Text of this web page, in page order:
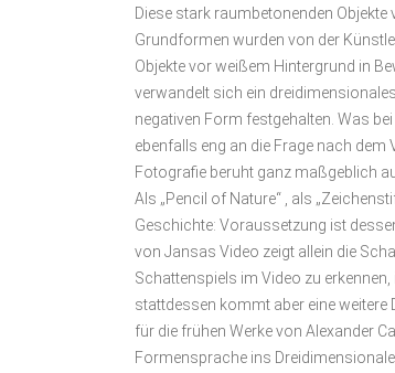
Diese stark raumbetonenden
Grundformen wurden von der
Objekte vor weißem Hintergrund in
verwandelt sich ein
negativen Form festgehalten. Was
ebenfalls eng an die Frage nach dem
Fotografie beruht ganz maßgeblich
Als „Pencil of Nature“ , als
Geschichte: Voraussetzung ist
von Jansas Video zeigt allein die
Schattenspiels im Video zu
stattdessen kommt aber eine
für die frühen Werke von Alexander
Formensprache ins